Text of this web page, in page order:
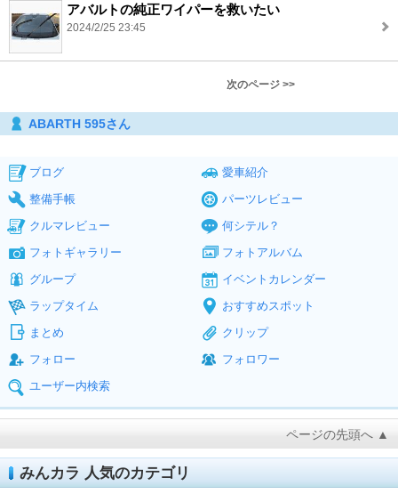
アバルトの純正ワイパーを救いたい
2024/2/25 23:45
次のページ >>
ABARTH 595さん
ブログ
愛車紹介
整備手帳
パーツレビュー
クルマレビュー
何シテル？
フォトギャラリー
フォトアルバム
グループ
イベントカレンダー
ラップタイム
おすすめスポット
まとめ
クリップ
フォロー
フォロワー
ユーザー内検索
ページの先頭へ ▲
みんカラ 人気のカテゴリ